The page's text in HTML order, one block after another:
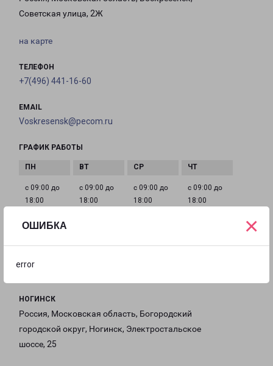
ОШИБКА
error
×
Советская улица, 2Ж
на карте
ТЕЛЕФОН
+7(496) 441-16-60
EMAIL
Voskresensk@pecom.ru
ГРАФИК РАБОТЫ
с 09:00 до
18:00
с 09:00 до
18:00
с 09:00 до
18:00
с 09:00 до
18:00
НОГИНСК
Россия, Московская область, Богородский
городской округ, Ногинск, Электростальское
шоссе, 25